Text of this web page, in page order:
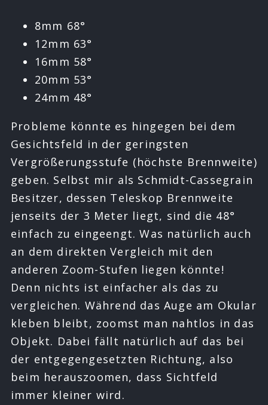
8mm 68°
12mm 63°
16mm 58°
20mm 53°
24mm 48°
Probleme könnte es hingegen bei dem
Gesichtsfeld in der geringsten
Vergrößerungsstufe (höchste Brennweite)
geben. Selbst mir als Schmidt-Cassegrain
Besitzer, dessen Teleskop Brennweite
jenseits der 3 Meter liegt, sind die 48°
einfach zu eingeengt. Was natürlich auch
an dem direkten Vergleich mit den
anderen Zoom-Stufen liegen könnte!
Denn nichts ist einfacher als das zu
vergleichen. Während das Auge am Okular
kleben bleibt, zoomst man nahtlos in das
Objekt. Dabei fällt natürlich auf das bei
der entgegengesetzten Richtung, also
beim herauszoomen, dass Sichtfeld
immer kleiner wird.